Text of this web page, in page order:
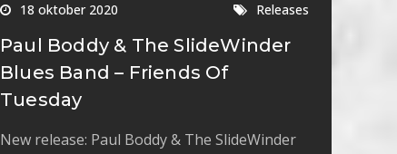
18 oktober 2020 Releases
Paul Boddy & The SlideWinder
Blues Band – Friends Of
Tuesday
New release: Paul Boddy & The SlideWinder